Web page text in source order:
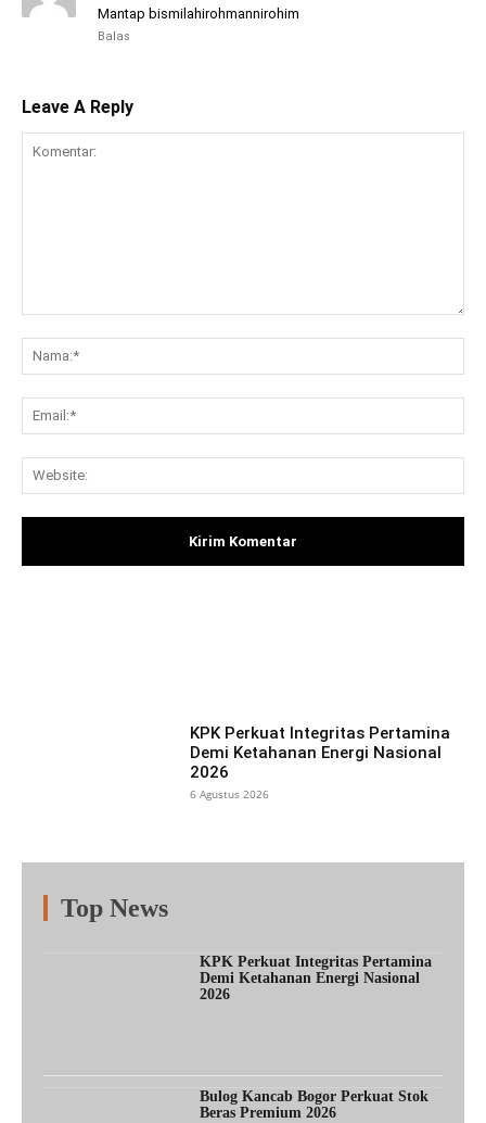
Mantap bismilahirohmannirohim
Balas
Leave A Reply
KPK Perkuat Integritas Pertamina
Demi Ketahanan Energi Nasional
2026
6 Agustus 2026
Top News
KPK Perkuat Integritas Pertamina
Demi Ketahanan Energi Nasional
2026
Bulog Kancab Bogor Perkuat Stok
Beras Premium 2026